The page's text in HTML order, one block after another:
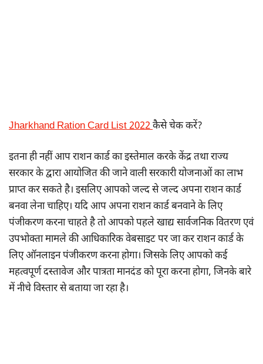
Jharkhand Ration Card List 2022कैसे चेक करें?
इतना ही नहीं आप राशन कार्ड का इस्तेमाल करके केंद्र तथा राज्य
सरकार के द्वारा आयोजित की जाने वाली सरकारी योजनाओं का लाभ
प्राप्त कर सकते है। इसलिए आपको जल्द से जल्द अपना राशन कार्ड
बनवा लेना चाहिए। यदि आप अपना राशन कार्ड बनवाने के लिए
पंजीकरण करना चाहते है तो आपको पहले खाद्य सार्वजनिक वितरण एवं
उपभोक्ता मामले की आधिकारिक वेबसाइट पर जा कर राशन कार्ड के
लिए ऑनलाइन पंजीकरण करना होगा। जिसके लिए आपको कई
महत्वपूर्ण दस्तावेज और पात्रता मानदंड को पूरा करना होगा, जिनके बारे
में नीचे विस्तार से बताया जा रहा है।